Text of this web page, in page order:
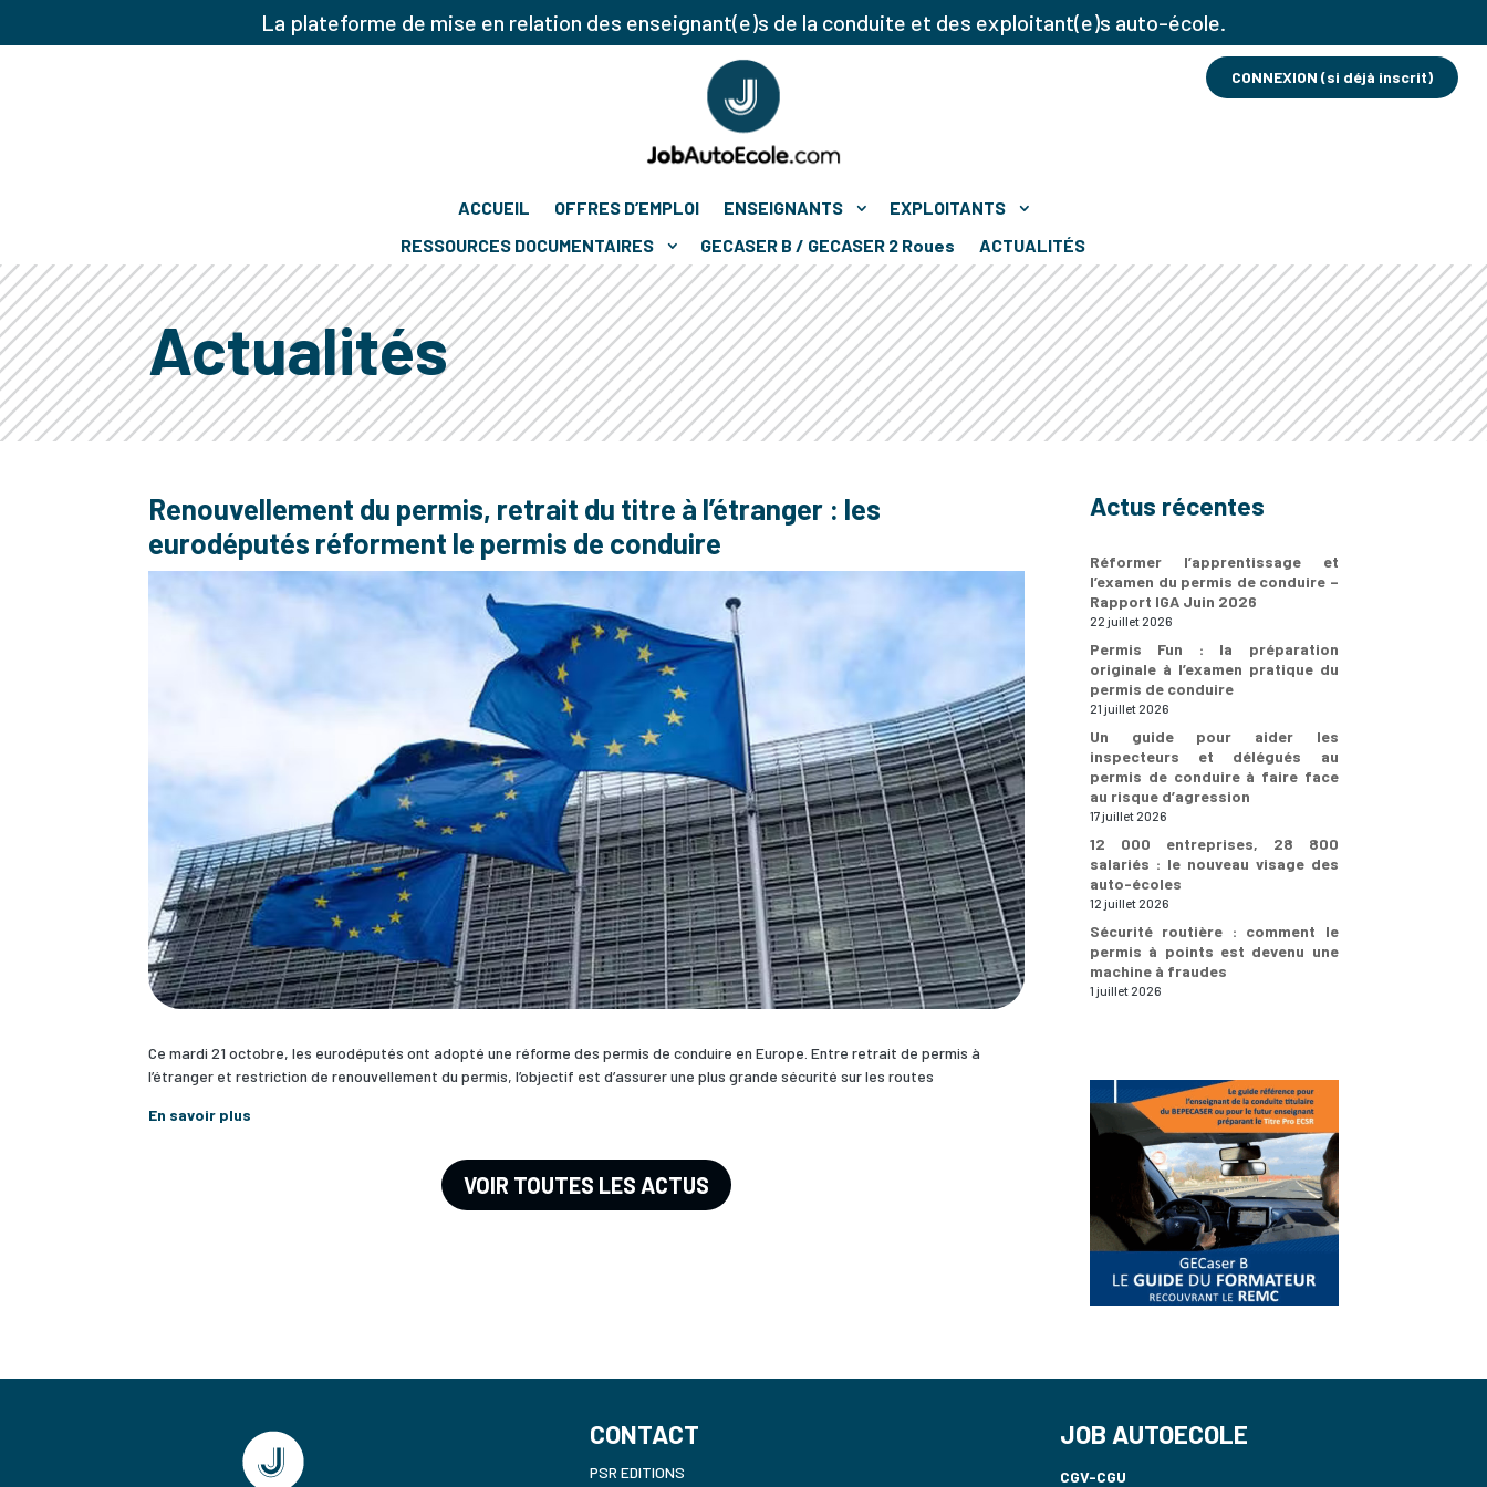
La plateforme de mise en relation des enseignant(e)s de la conduite et des exploitant(e)s auto-école.
ACCUEIL OFFRES D’EMPLOI ENSEIGNANTS
EXPLOITANTS
RESSOURCES DOCUMENTAIRES
GECASER B / GECASER 2 Roues ACTUALITÉS
CONNEXION (si déjà inscrit)
Actualités
Renouvellement du permis, retrait du titre à l’étranger : les
eurodéputés réforment le permis de conduire
Ce mardi 21 octobre, les eurodéputés ont adopté une réforme des permis de conduire en Europe. Entre retrait de permis à
l’étranger et restriction de renouvellement du permis, l’objectif est d’assurer une plus grande sécurité sur les routes
En savoir plus
VOIR TOUTES LES ACTUS
Actus récentes
Réformer l’apprentissage et
l’examen du permis de conduire –
Rapport IGA Juin 2026
22 juillet 2026
Permis Fun : la préparation
originale à l’examen pratique du
permis de conduire
21 juillet 2026
Un guide pour aider les
inspecteurs et délégués au
permis de conduire à faire face
au risque d’agression
17 juillet 2026
12 000 entreprises, 28 800
salariés : le nouveau visage des
auto-écoles
12 juillet 2026
Sécurité routière : comment le
permis à points est devenu une
machine à fraudes
1 juillet 2026
CONTACT
PSR EDITIONS
JOB AUTOECOLE
CGV-CGU